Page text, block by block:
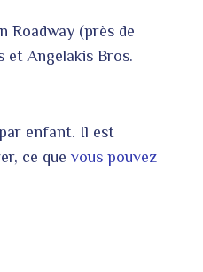
Roadway (près de
et Angelakis Bros.
enfant. Il est
ce que vous pouvez